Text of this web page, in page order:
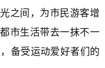
之间，为市民游客增
市生活带去一抹不一
备受运动爱好者们的